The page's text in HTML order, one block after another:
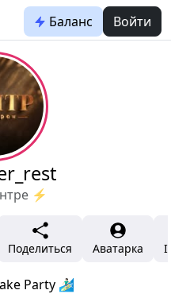
Баланс Войти
⚡️
Поделиться Аватарка
Party 🏄🏻‍♂️